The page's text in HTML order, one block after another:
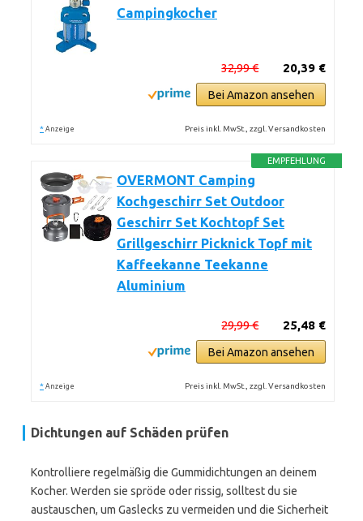
Campingkocher
20,39 €
32,99 €
Bei Amazon ansehen
* Anzeige Preis inkl. MwSt., zzgl. Versandkosten
EMPFEHLUNG
OVERMONT Camping
Kochgeschirr Set Outdoor
Geschirr Set Kochtopf Set
Grillgeschirr Picknick Topf mit
Kaffeekanne Teekanne
Aluminium
25,48 €
29,99 €
Bei Amazon ansehen
* Anzeige Preis inkl. MwSt., zzgl. Versandkosten
Dichtungen auf Schäden prüfen
Kontrolliere regelmäßig die Gummidichtungen an deinem
Kocher. Werden sie spröde oder rissig, solltest du sie
austauschen, um Gaslecks zu vermeiden und die Sicherheit